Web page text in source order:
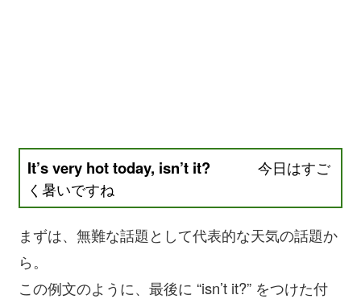
It’s very hot today, isn’t it? 今日はすご
く暑いですね
まずは、無難な話題として代表的な天気の話題か
ら。
この例文のように、最後に “isn’t it?” をつけた付